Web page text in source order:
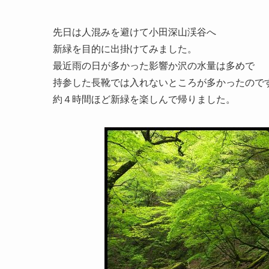
先日は人混みを避けて小田深山渓谷へ
新緑を目的に出掛けてみました。
最近雨の日が多かった影響か沢の水量は多めで
持参した長靴では入れないところが多かったので
約４時間ほど新緑を楽しんで帰りました。